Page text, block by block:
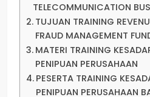
TELECOMMUNICATION
TUJUAN TRAINING
FRAUD MANAGEMENT
MATERI TRAINING
PENIPUAN PERUSAHAAN
PESERTA TRAINING
PENIPUAN PERUSAHAAN